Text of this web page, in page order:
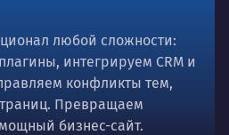
любой сложности:
интегрируем CRM и
конфликты тем,
Превращаем
бизнес-сайт.